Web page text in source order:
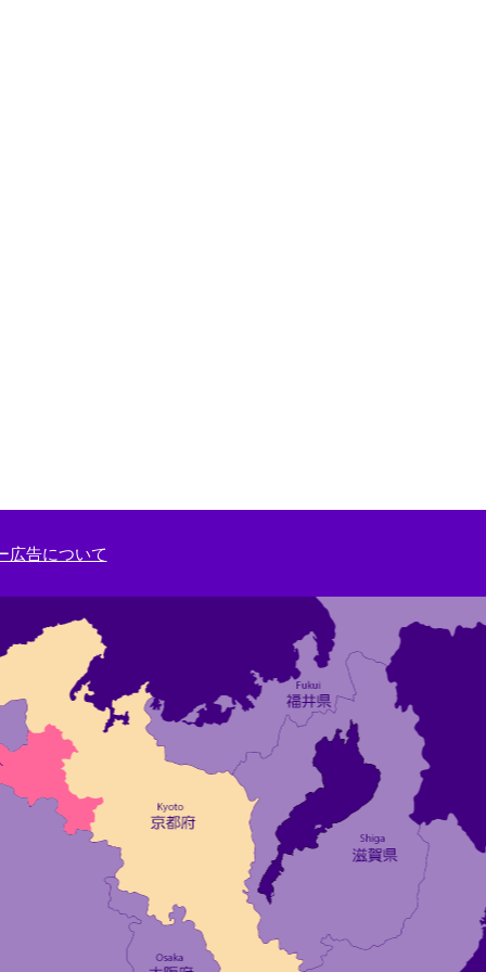
広告について